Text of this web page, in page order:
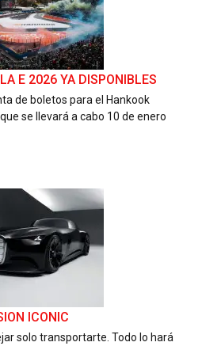
E 2026 YA DISPONIBLES
de boletos para el Hankook
se llevará a cabo 10 de enero
ICONIC
solo transportarte. Todo lo hará